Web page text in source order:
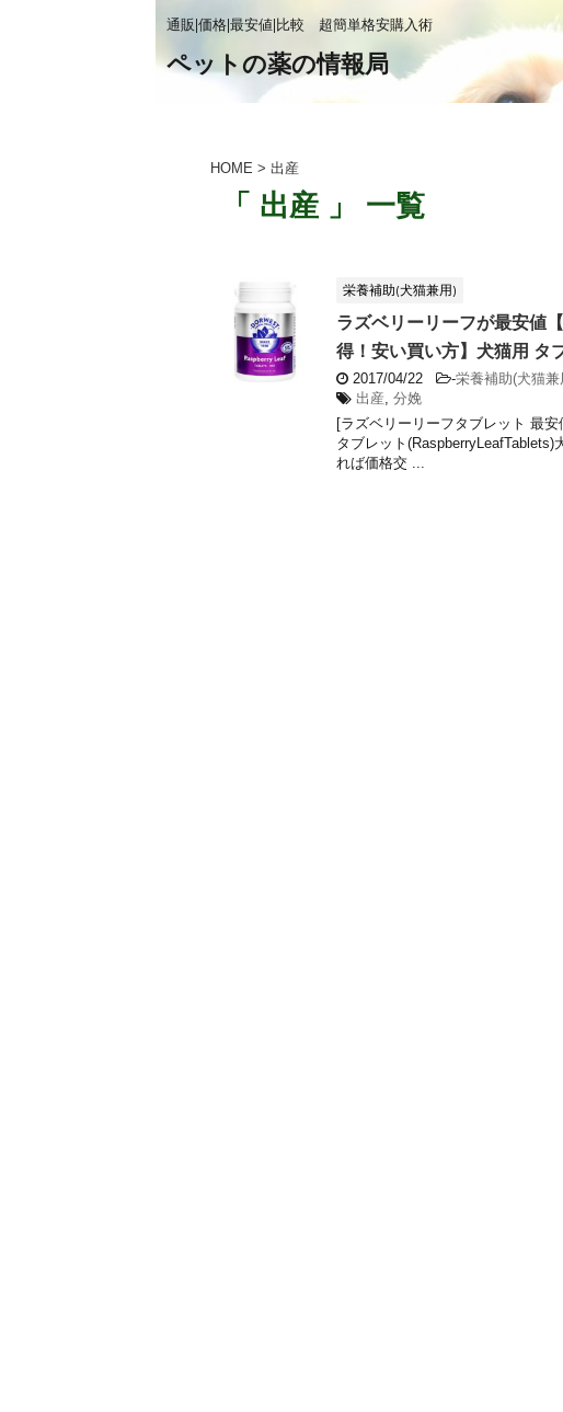
通販|価格|最安値|比較 超簡単格安購入術
ペットの薬の情報局
HOME > 出産
「 出産 」 一覧
栄養補助(犬猫兼用)
ラズベリーリーフが最安値
得！安い買い方】犬猫用 タ
2017/04/22 -栄養補助(犬猫兼
出産, 分娩
[ラズベリーリーフタブレット 最
タブレット
れば価格交 ...